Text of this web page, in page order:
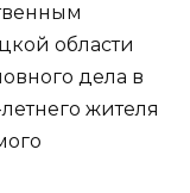
области
дела в
жителя